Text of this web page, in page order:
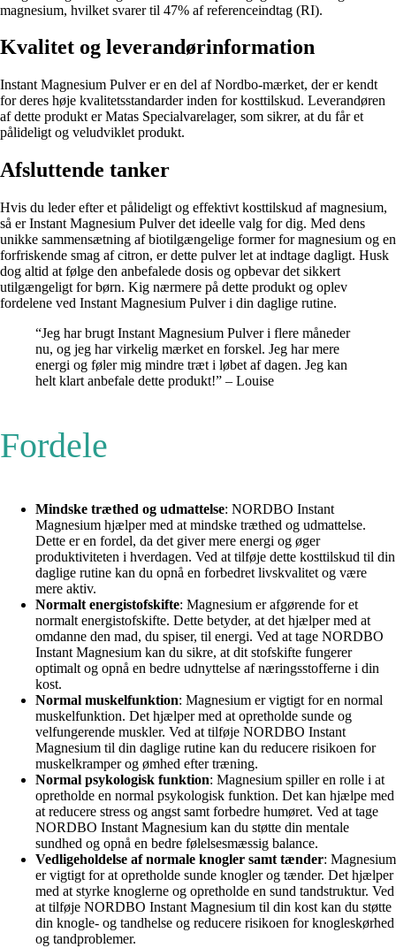
magnesium, hvilket svarer til 47% af referenceindtag (RI).
Kvalitet og leverandørinformation
Instant Magnesium Pulver er en del af Nordbo-mærket, der er kendt
for deres høje kvalitetsstandarder inden for kosttilskud. Leverandøren
af dette produkt er Matas Specialvarelager, som sikrer, at du får et
pålideligt og veludviklet produkt.
Afsluttende tanker
Hvis du leder efter et pålideligt og effektivt kosttilskud af magnesium,
så er Instant Magnesium Pulver det ideelle valg for dig. Med dens
unikke sammensætning af biotilgængelige former for magnesium og en
forfriskende smag af citron, er dette pulver let at indtage dagligt. Husk
dog altid at følge den anbefalede dosis og opbevar det sikkert
utilgængeligt for børn. Kig nærmere på dette produkt og oplev
fordelene ved Instant Magnesium Pulver i din daglige rutine.
“Jeg har brugt Instant Magnesium Pulver i flere måneder
nu, og jeg har virkelig mærket en forskel. Jeg har mere
energi og føler mig mindre træt i løbet af dagen. Jeg kan
helt klart anbefale dette produkt!” – Louise
Fordele
Mindske træthed og udmattelse: NORDBO Instant
Magnesium hjælper med at mindske træthed og udmattelse.
Dette er en fordel, da det giver mere energi og øger
produktiviteten i hverdagen. Ved at tilføje dette kosttilskud til din
daglige rutine kan du opnå en forbedret livskvalitet og være
mere aktiv.
Normalt energistofskifte: Magnesium er afgørende for et
normalt energistofskifte. Dette betyder, at det hjælper med at
omdanne den mad, du spiser, til energi. Ved at tage NORDBO
Instant Magnesium kan du sikre, at dit stofskifte fungerer
optimalt og opnå en bedre udnyttelse af næringsstofferne i din
kost.
Normal muskelfunktion: Magnesium er vigtigt for en normal
muskelfunktion. Det hjælper med at opretholde sunde og
velfungerende muskler. Ved at tilføje NORDBO Instant
Magnesium til din daglige rutine kan du reducere risikoen for
muskelkramper og ømhed efter træning.
Normal psykologisk funktion: Magnesium spiller en rolle i at
opretholde en normal psykologisk funktion. Det kan hjælpe med
at reducere stress og angst samt forbedre humøret. Ved at tage
NORDBO Instant Magnesium kan du støtte din mentale
sundhed og opnå en bedre følelsesmæssig balance.
Vedligeholdelse af normale knogler samt tænder: Magnesium
er vigtigt for at opretholde sunde knogler og tænder. Det hjælper
med at styrke knoglerne og opretholde en sund tandstruktur. Ved
at tilføje NORDBO Instant Magnesium til din kost kan du støtte
din knogle- og tandhelse og reducere risikoen for knogleskørhed
og tandproblemer.